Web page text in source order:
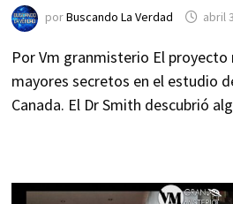
porBuscando La Verdad abril
Por Vm granmisterio El
mayores secretos en el estudio
Canada. El Dr Smith descubrió